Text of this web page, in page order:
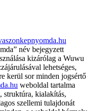
név bejegyzett
kizárólag a Wuwu
lehetséges,
kerül sor minden jogsértő
weboldal tartalma
struktúra, kialakítás,
szellemi tulajdonát